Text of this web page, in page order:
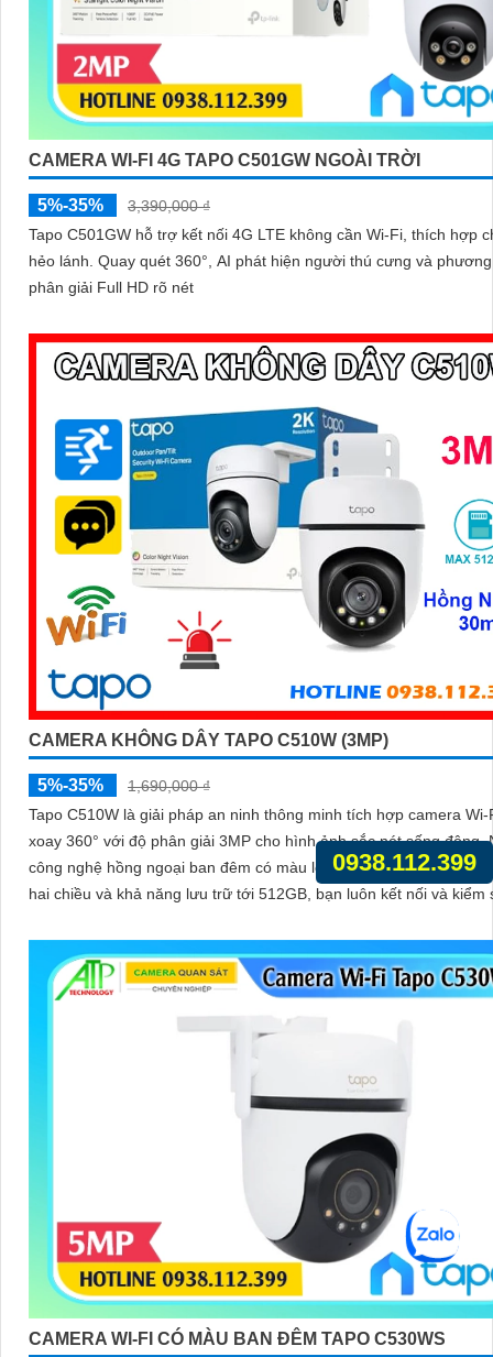
CAMERA WI-FI 4G TAPO C501GW NGOÀI TRỜI
5%-35%
3,390,000 ₫
Tapo C501GW hỗ trợ kết nối 4G LTE không cần Wi-Fi, thích hợp
hẻo lánh. Quay quét 360°, AI phát hiện người thú cưng và phương tiện độ
phân giải Full HD rõ nét
CAMERA KHÔNG DÂY TAPO C510W (3MP)
5%-35%
1,690,000 ₫
Tapo C510W là giải pháp an ninh thông minh tích hợp camera Wi-
xoay 360° với độ phân giải 3MP cho hình ảnh sắc nét sống động. Nhờ
công nghệ hồng ngoại ban đêm có màu lên đến 30m, tính năng
hai chiều và khả năng lưu trữ tới 512GB, bạn luôn kết nối và kiểm
CAMERA WI-FI CÓ MÀU BAN ĐÊM TAPO C530WS
0938.112.399